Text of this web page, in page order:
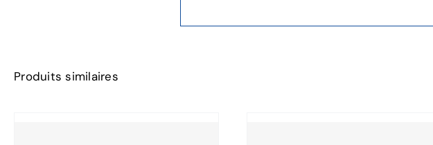
Produits similaires